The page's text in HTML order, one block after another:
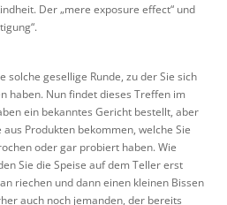
Der „mere exposure effect“ und
solche gesellige Runde, zu der Sie sich
haben. Nun findet dieses Treffen im
ein bekanntes Gericht bestellt, aber
Produkten bekommen, welche Sie
oder gar probiert haben. Wie
Sie die Speise auf dem Teller erst
riechen und dann einen kleinen Bissen
auch noch jemanden, der bereits